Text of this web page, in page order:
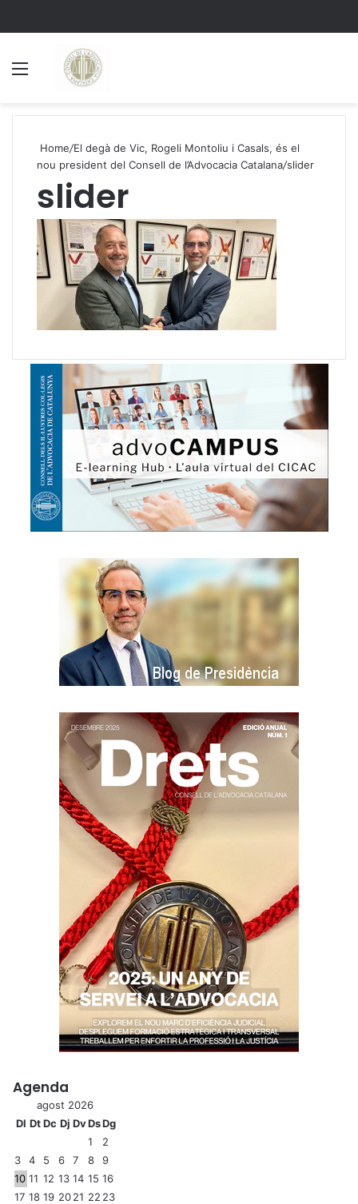
Home/El degà de Vic, Rogeli Montoliu i Casals, és el
nou president del Consell de l’Advocacia Catalana/slider
slider
Agenda
agost 2026
Dl DtDc Dj DvDsDg
1
2
3
4 5 6 7 8
9
10 11 12 13 14 15 16
17 18 19 2021 22 23